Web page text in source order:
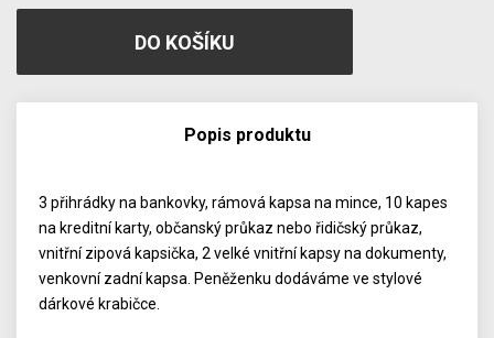
Popis produktu
3 přihrádky na bankovky, rámová kapsa na mince, 10 kapes
na kreditní karty, občanský průkaz nebo řidičský průkaz,
vnitřní zipová kapsička, 2 velké vnitřní kapsy na dokumenty,
venkovní zadní kapsa. Peněženku dodáváme ve stylové
dárkové krabičce.